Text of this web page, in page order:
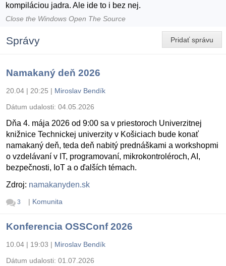
kompiláciou jadra. Ale ide to i bez nej.
Close the Windows Open The Source
Pridať správu
Správy
Namakaný deň 2026
20.04 | 20:25 | Miroslav Bendík
Dátum udalosti: 04.05.2026
Dňa 4. mája 2026 od 9:00 sa v priestoroch Univerzitnej
knižnice Technickej univerzity v Košiciach bude konať
namakaný deň, teda deň nabitý prednáškami a workshopmi
o vzdelávaní v IT, programovaní, mikrokontroléroch, AI,
bezpečnosti, IoT a o ďalších témach.
Zdroj: namakanyden.sk
3 | Komunita
Konferencia OSSConf 2026
10.04 | 19:03 | Miroslav Bendík
Dátum udalosti: 01.07.2026